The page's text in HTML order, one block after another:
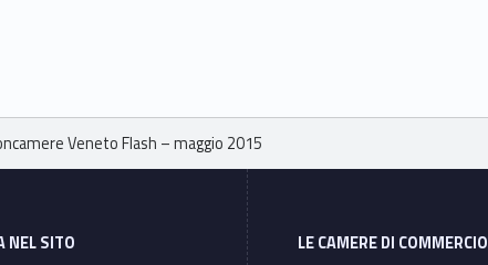
Veneto Flash – maggio 2015
NEL SITO
LE CAMERE DI COMMERCIO